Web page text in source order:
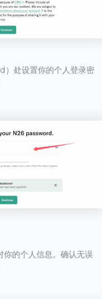
处设置你的个人登录密
你的个人信息。确认无误